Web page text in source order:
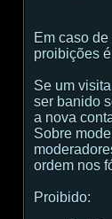
Em caso
proibições
Se um
ser banido
a nova
Sobre
ordem nos
Proibido: